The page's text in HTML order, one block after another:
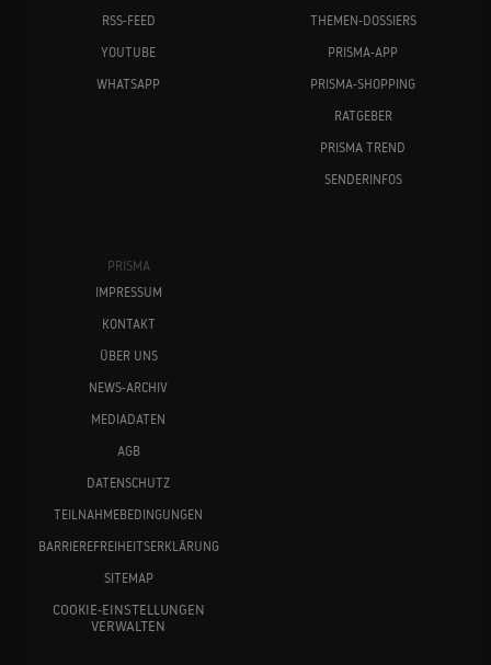
RSS-FEED
YOUTUBE
WHATSAPP
THEMEN-DOSSIERS
PRISMA-APP
PRISMA-SHOPPING
RATGEBER
PRISMA TREND
SENDERINFOS
PRISMA
IMPRESSUM
KONTAKT
ÜBER UNS
NEWS-ARCHIV
MEDIADATEN
AGB
DATENSCHUTZ
TEILNAHMEBEDINGUNGEN
BARRIEREFREIHEITSERKLÄRUNG
SITEMAP
COOKIE-EINSTELLUNGEN
VERWALTEN